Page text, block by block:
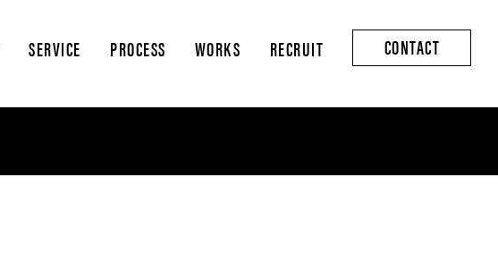
SERVICE PROCESS WORKS RECRUIT CONTACT